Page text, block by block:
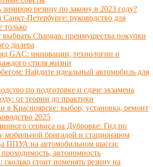
зимнюю резину по закону в 2023 году?
Санкт-Петербурге: руководство для
только
Changan: преимущества покупки
дилера
GAC: инновации, технологии и
стиля жизни
Найдите идеальный автомобиль для
по подготовке и сдаче экзамена
от теории до практики
Красноярске: выбор, установка, ремонт
2025
сервиса на Дубровке: Гид по
мобильной бригадой и стационаром
ППУА на автомобильном шасси:
автономность
стоит поменять резину на